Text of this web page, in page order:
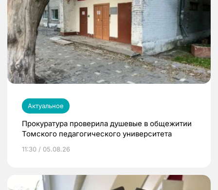
Актуальное
Прокуратура проверила душевые в общежитии
Томского педагогического университета
11:30 / 05.08.26